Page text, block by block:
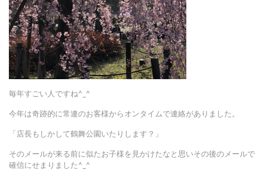
毎年すごい人ですね^_^
今年は奇跡的に常連のお客様からオンタイムで連絡がありました。
「店長もしかして鶴舞公園いたりします？」
そのメールが来る前に似たお子様を見かけたなと思いその後のメールで
確信にせまりました^_^